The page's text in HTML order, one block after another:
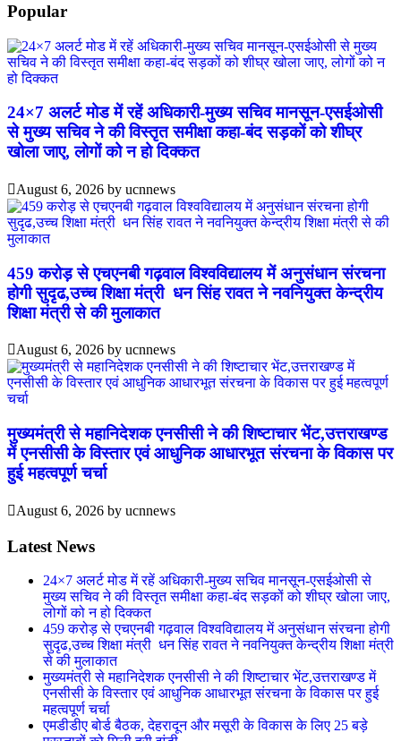
Popular
24×7 अलर्ट मोड में रहें अधिकारी-मुख्य सचिव मानसून-एसईओसी
से मुख्य सचिव ने की विस्तृत समीक्षा कहा-बंद सड़कों को शीघ्र
खोला जाए, लोगों को न हो दिक्कत
August 6, 2026 by ucnnews
459 करोड़ से एचएनबी गढ़वाल विश्वविद्यालय में अनुसंधान संरचना
होगी सुदृढ,उच्च शिक्षा मंत्री धन सिंह रावत ने नवनियुक्त केन्द्रीय
शिक्षा मंत्री से की मुलाकात
August 6, 2026 by ucnnews
मुख्यमंत्री से महानिदेशक एनसीसी ने की शिष्टाचार भेंट,उत्तराखण्ड
में एनसीसी के विस्तार एवं आधुनिक आधारभूत संरचना के विकास पर
हुई महत्वपूर्ण चर्चा
August 6, 2026 by ucnnews
Latest News
24×7 अलर्ट मोड में रहें अधिकारी-मुख्य सचिव मानसून-एसईओसी से
मुख्य सचिव ने की विस्तृत समीक्षा कहा-बंद सड़कों को शीघ्र खोला जाए,
लोगों को न हो दिक्कत
459 करोड़ से एचएनबी गढ़वाल विश्वविद्यालय में अनुसंधान संरचना होगी
सुदृढ,उच्च शिक्षा मंत्री धन सिंह रावत ने नवनियुक्त केन्द्रीय शिक्षा मंत्री
से की मुलाकात
मुख्यमंत्री से महानिदेशक एनसीसी ने की शिष्टाचार भेंट,उत्तराखण्ड में
एनसीसी के विस्तार एवं आधुनिक आधारभूत संरचना के विकास पर हुई
महत्वपूर्ण चर्चा
एमडीडीए बोर्ड बैठक, देहरादून और मसूरी के विकास के लिए 25 बड़े